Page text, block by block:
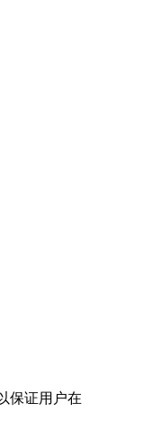
保证用户在